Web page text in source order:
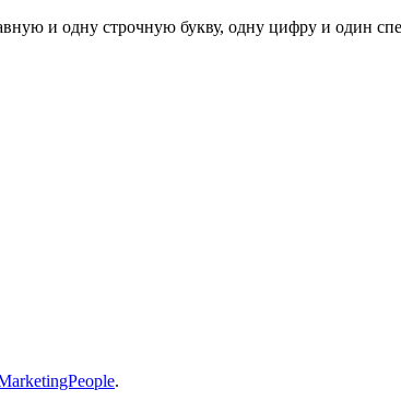
и одну строчную букву, одну цифру и один
.